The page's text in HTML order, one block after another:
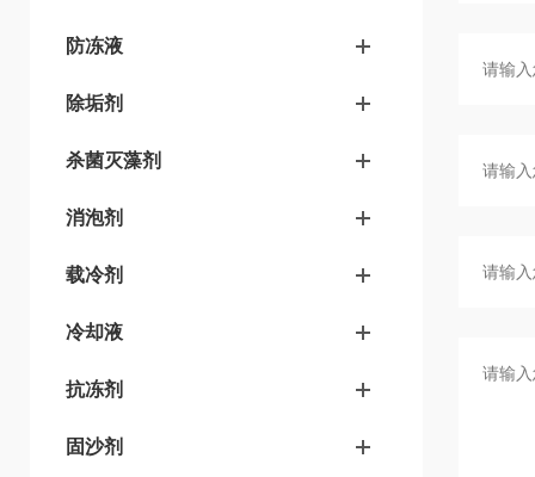
防冻液
除垢剂
杀菌灭藻剂
消泡剂
载冷剂
冷却液
抗冻剂
固沙剂